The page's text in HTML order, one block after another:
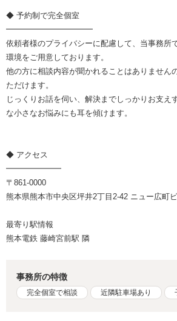
◆ 予約制で完全個室
━━━━━━━━━━━
依頼者様のプライバシーに配慮して、当事務所
環境をご用意しております。
他の方に相談内容が聞かれることはありません
ただけます。
じっくりお話を伺い、解決までしっかりお支え
な小さなお悩みにも耳を傾けます。
◆ アクセス
━━━━━━━
〒861-0000
熊本県熊本市中央区坪井2丁目2-42 ニュー広町
最寄り駅情報
熊本電鉄 藤崎宮前駅 隣
事務所の特徴
完全個室で相談 近隣駐車場あり